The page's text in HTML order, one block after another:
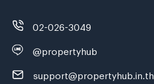
02-026-3049
@propertyhub
support@propertyhub.in.th